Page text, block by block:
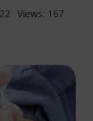
Views: 167